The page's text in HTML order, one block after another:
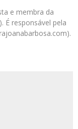
e membra da
É responsável pela